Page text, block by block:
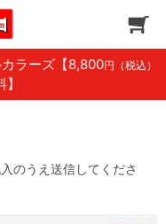
ラーズ 【8,800円（税込）
のうえ送信してくださ